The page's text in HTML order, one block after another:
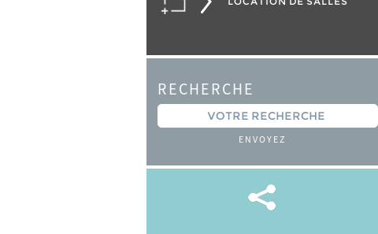
RECHERCHE
ENVOYEZ